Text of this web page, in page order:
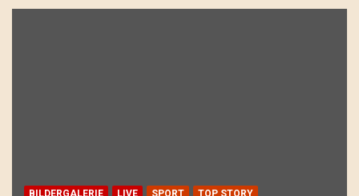
BILDERGALERIE LIVE SPORT TOP STORY